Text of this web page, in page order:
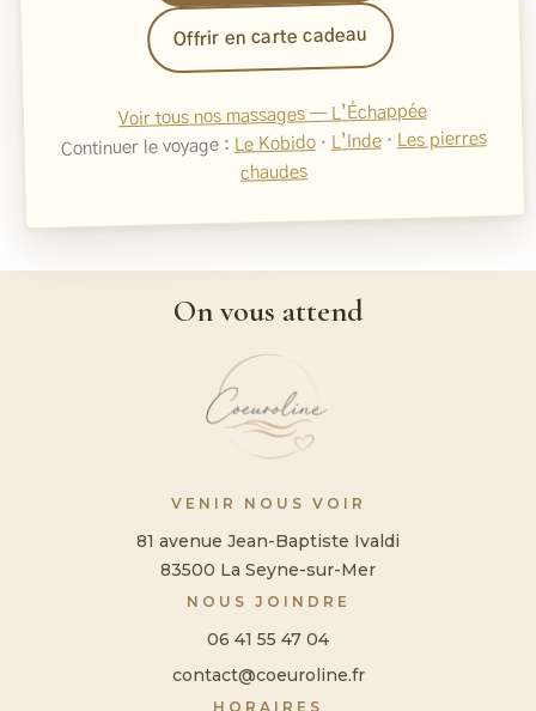
Offrir en carte cadeau
Voir tous nos massages — L’Échappée
Continuer le voyage :Le Kobido· L’Inde· Les pierres
chaudes
On vous attend
VENIR NOUS VOIR
81 avenue Jean-Baptiste Ivaldi
83500 La Seyne-sur-Mer
NOUS JOINDRE
06 41 55 47 04
contact@coeuroline.fr
HORAIRES